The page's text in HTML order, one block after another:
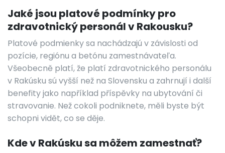
Jaké jsou platové podmínky pro
zdravotnický personál v Rakousku?
Platové podmienky sa nachádzajú v závislosti od
pozície, regiónu a betónu zamestnávateľa.
Všeobecně platí, že platí zdravotnického personálu
v Rakúsku sú vyšší než na Slovensku a zahrnují i ​​další
benefity jako například příspěvky na ubytování či
stravovanie. Než cokoli podniknete, měli byste být
schopni vidět, co se děje.
Kde v Rakúsku sa môžem zamestnať?